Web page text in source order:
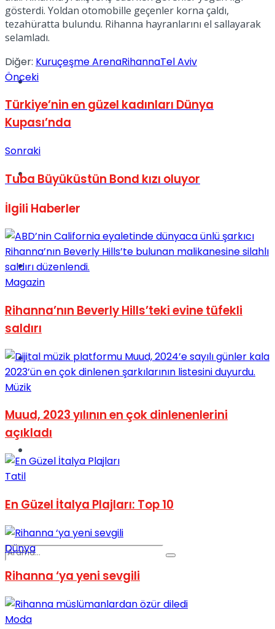
Müzik
Sinema
Tatil
Spor
gösterdi. Yoldan otomobille geçenler korna çaldı,
tezahüratta bulundu. Rihanna hayranlarını el sallayarak
selamladı.
Diğer: Kuruçeşme ArenaRihannaTel Aviv
Önceki
Türkiye’nin en güzel kadınları Dünya
Kupası’nda
Sonraki
Tuba Büyüküstün Bond kızı oluyor
İlgili Haberler
Magazin
Rihanna’nın Beverly Hills’teki evine tüfekli
saldırı
Müzik
Muud, 2023 yılının en çok dinlenenlerini
açıkladı
Tatil
En Güzel İtalya Plajları: Top 10
Dünya
Rihanna ‘ya yeni sevgili
Moda